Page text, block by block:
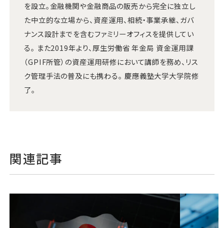
を設立。金融機関や金融商品の販売から完全に独立し
た中立的な立場から、資産運用、相続・事業承継、ガバ
ナンス設計までを含むファミリーオフィスを提供してい
る。 また2019年より、厚生労働省 年金局 資金運用課
（GPIF所管）の資産運用研修において講師を務め、リス
ク管理手法の普及にも携わる。 慶應義塾大学大学院修
了。
関連記事